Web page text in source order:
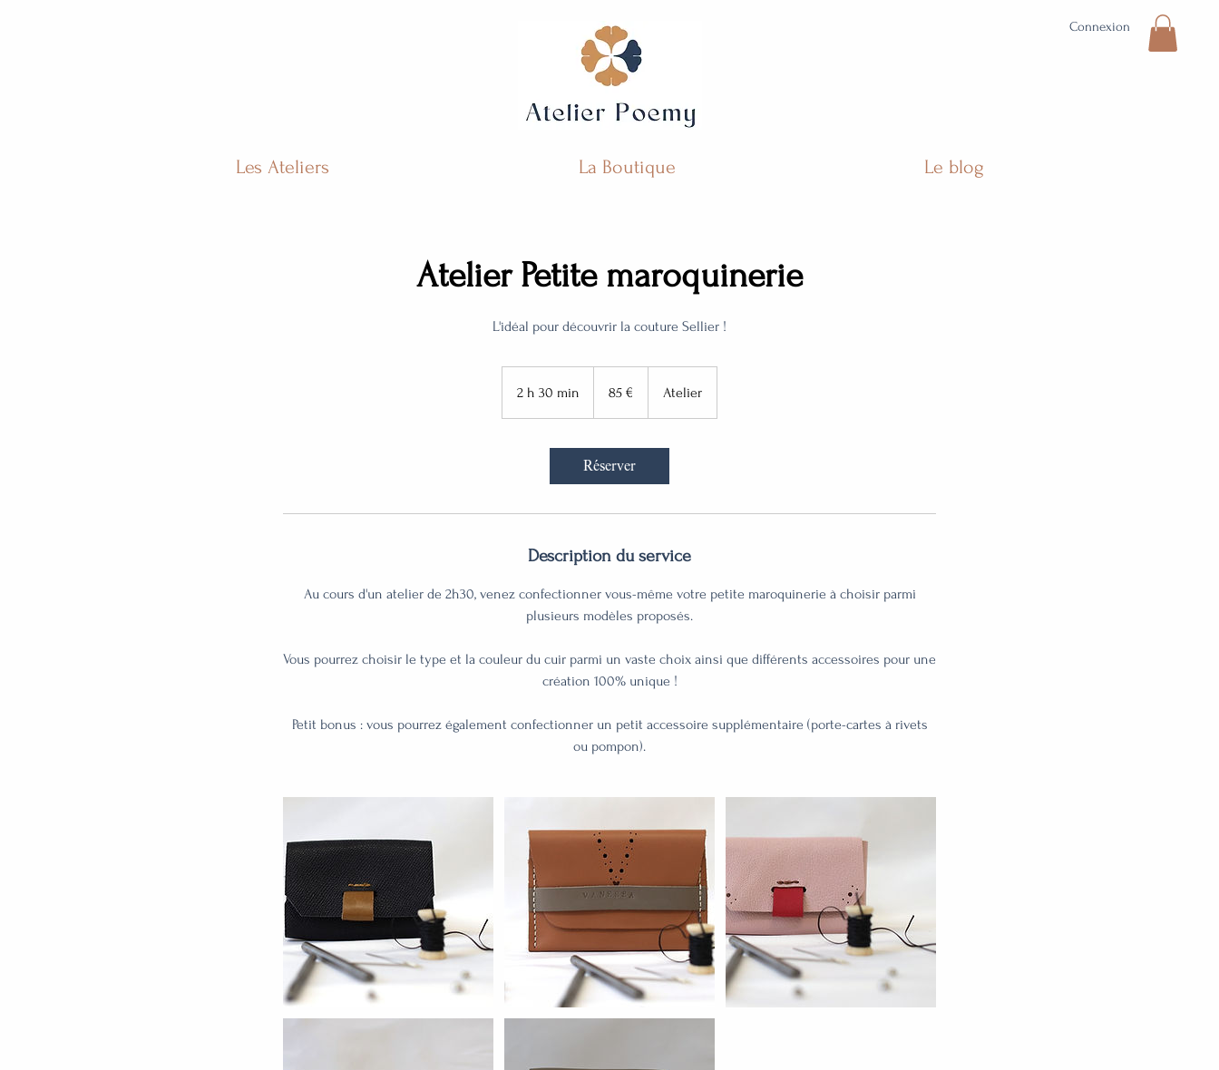
Connexion
Les Ateliers La Boutique Le blog
Atelier Petite maroquinerie
L'idéal pour découvrir la couture Sellier !
2 h 30 min
h
0
85 € Atelier
Réserver
Description du service
Au cours d'un atelier de 2h30, venez confectionner vous-même votre petite maroquinerie à choisir parmi
plusieurs modèles proposés.
Vous pourrez choisir le type et la couleur du cuir parmi un vaste choix ainsi que différents accessoires pour une
création 100% unique !
Petit bonus : vous pourrez également confectionner un petit accessoire supplémentaire (porte-cartes à rivets
ou pompon).